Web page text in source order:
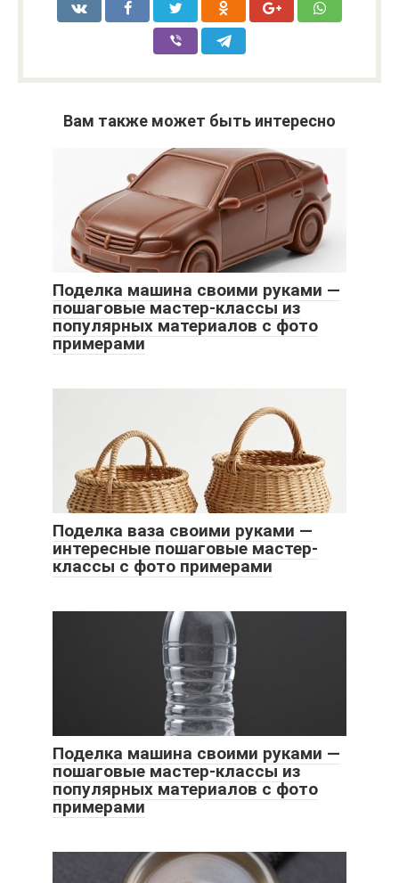
Вам также может быть интересно
Поделка машина своими руками —
пошаговые мастер-классы из
популярных материалов с фото
примерами
Поделка ваза своими руками —
интересные пошаговые мастер-
классы с фото примерами
Поделка машина своими руками —
пошаговые мастер-классы из
популярных материалов с фото
примерами